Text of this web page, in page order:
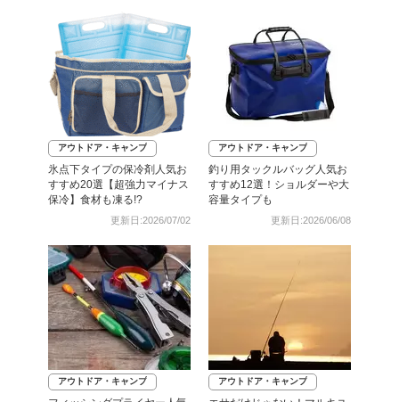
アウトドア・キャンプ
氷点下タイプの保冷剤人気お
すすめ20選【超強力マイナス
保冷】食材も凍る!?
更新日:2026/07/02
アウトドア・キャンプ
釣り用タックルバッグ人気お
すすめ12選！ショルダーや大
容量タイプも
更新日:2026/06/08
アウトドア・キャンプ アウトドア・キャンプ